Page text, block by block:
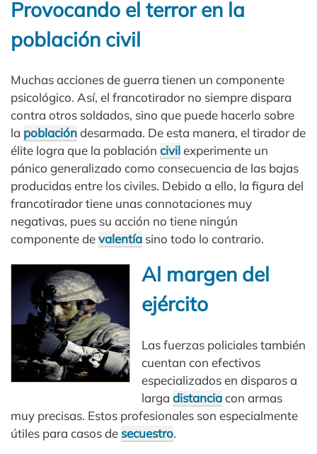
Provocando el terror en la
población civil
Muchas acciones de guerra tienen un componente
psicológico. Así, el francotirador no siempre dispara
contra otros soldados, sino que puede hacerlo sobre
la poblacióndesarmada. De esta manera, el tirador de
élite logra que la población civilexperimente un
pánico generalizado como consecuencia de las bajas
producidas entre los civiles. Debido a ello, la figura del
francotirador tiene unas connotaciones muy
negativas, pues su acción no tiene ningún
componente devalentía sino todo lo contrario.
Al margen del
ejército
Las fuerzas policiales también
cuentan con efectivos
especializados en disparos a
largadistanciacon armas
muy precisas. Estos profesionales son especialmente
útiles para casos de secuestro.